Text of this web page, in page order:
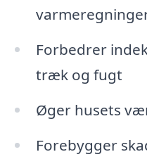
Forbedrer
træk og fugt
Øger husets
Forebygger